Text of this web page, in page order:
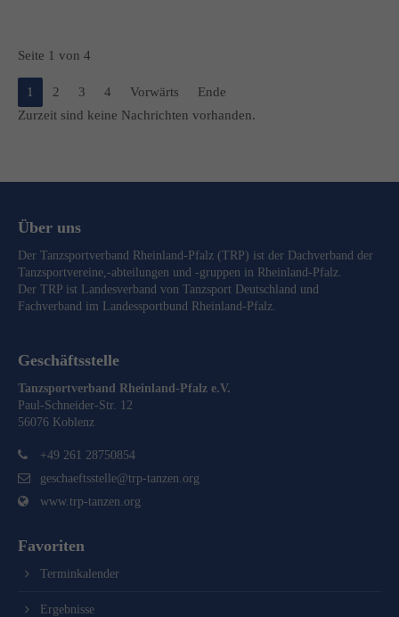
Seite 1 von 4
1 2 3 4 Vorwärts
Ende
Zurzeit sind keine Nachrichten vorhanden.
Über uns
Der Tanzsportverband Rheinland-Pfalz (TRP) ist der Dachverband der
Tanzsportvereine,-abteilungen und -gruppen in Rheinland-Pfalz.
Der TRP ist Landesverband von Tanzsport Deutschland und
Fachverband im Landessportbund Rheinland-Pfalz.
Geschäftsstelle
Tanzsportverband Rheinland-Pfalz e.V.
Paul-Schneider-Str. 12
56076 Koblenz
+49 261 28750854
geschaeftsstelle@trp-tanzen.org
www.trp-tanzen.org
Favoriten
Terminkalender
Ergebnisse